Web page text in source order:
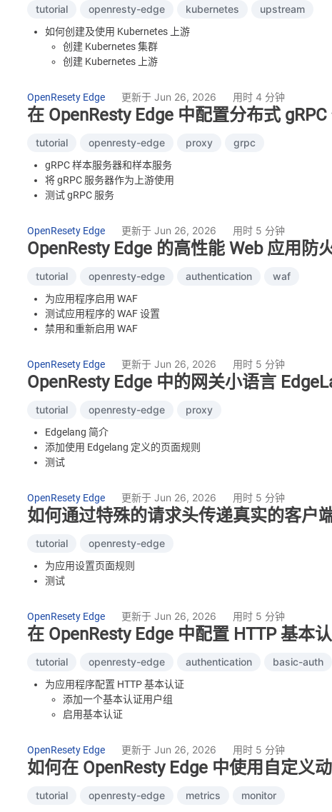
tutorial openresty-edge kubernetes upstream
如何创建及使用 Kubernetes 上游
创建 Kubernetes 集群
创建 Kubernetes 上游
测试
OpenResety Edge 更新于 Jun 26, 2026 用时 4 分钟
在 OpenResty Edge 中配置分布式
tutorial openresty-edge proxy grpc
gRPC 样本服务器和样本服务
将 gRPC 服务器作为上游使用
测试 gRPC 服务
OpenResety Edge 更新于 Jun 26, 2026 用时 5 分钟
OpenResty Edge 的高性能 Web 应用防
tutorial openresty-edge authentication waf
为应用程序启用 WAF
测试应用程序的 WAF 设置
禁用和重新启用 WAF
修改 WAF 命中之后的拦截动作
测试新的拦截动作
创建 WAF 规则集
OpenResty Edge 中 WAF 的实现
OpenResety Edge 更新于 Jun 26, 2026 用时 5 分钟
OpenResty Edge 中的网关小语言
tutorial openresty-edge proxy
Edgelang 简介
添加使用 Edgelang 定义的页面规则
测试
使用 Edgelang 定义 WAF 规则
Edgelang 用户手册
OpenResety Edge 更新于 Jun 26, 2026 用时 5 分钟
如何通过特殊的请求头传递真实的客户
tutorial openresty-edge
为应用设置页面规则
测试
OpenResety Edge 更新于 Jun 26, 2026 用时 5 分钟
在 OpenResty Edge 中配置 HTTP 基本
tutorial openresty-edge authentication basic-auth
为应用程序配置 HTTP 基本认证
添加一个基本认证用户组
启用基本认证
配置全局 HTTP 基本认证
添加全局基本认证用户组
为应用配置全局基本认证
OpenResety Edge 更新于 Jun 26, 2026 用时 5 分钟
如何在 OpenResty Edge 中使用自定义
tutorial openresty-edge metrics monitor